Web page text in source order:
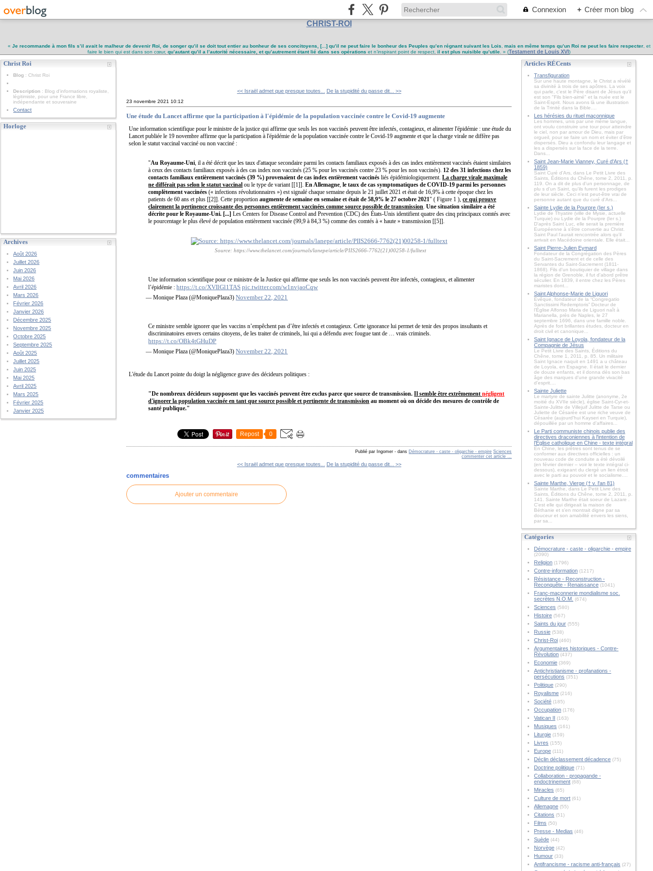
Connexion + Créer mon blog
CHRIST-ROI
« Je recommande à mon fils s’il avait le malheur de devenir Roi, de songer qu’il se doit tout entier au bonheur de ses concitoyens, [...] qu’il ne peut faire le bonheur des Peuples qu’en régnant suivant les Lois mais en même temps qu’un Roi ne peut les faire respecter, et
faire le bien qui est dans son cœur, qu’autant qu’il a l’autorité nécessaire, et qu’autrement étant lié dans ses opérations et n’inspirant point de respect, il est plus nuisible qu’utile . » (Testament de Louis XVI)
Christ Roi
Blog : Christ Roi
Description : Blog d'informations royaliste,
légitimiste, pour une France libre,
indépendante et souveraine
Contact
Horloge
Archives
Août 2026
Juillet 2026
Juin 2026
Mai 2026
Avril 2026
Mars 2026
Février 2026
Janvier 2026
Décembre 2025
Novembre 2025
Octobre 2025
Septembre 2025
Août 2025
Juillet 2025
Juin 2025
Mai 2025
Avril 2025
Mars 2025
Février 2025
Janvier 2025
<< Israël admet que presque toutes... De la stupidité du passe dit... >>
23 novembre 2021 10:12
Une étude du Lancet affirme que la participation à l'épidémie de la population vaccinée contre le Covid-19 augmente
Une information scientifique pour le ministre de la justice qui affirme que seuls les non vaccinés peuvent être infectés, contagieux, et alimenter l'épidémie : une étude du
Lancet publiée le 19 novembre affirme que la participation à l'épidémie de la population vaccinée contre le Covid-19 augmente et que la charge virale ne diffère pas
selon le statut vaccinal vacciné ou non vacciné :
"Au Royaume-Uni , il a été décrit que les taux d'attaque secondaire parmi les contacts familiaux exposés à des cas index entièrement vaccinés étaient similaires
à ceux des contacts familiaux exposés à des cas index non vaccinés (25 % pour les vaccinés contre 23 % pour les non vaccinés). 12 des 31 infections chez les
contacts familiaux entièrement vaccinés (39 %) provenaient de cas index entièrement vaccinés liés épidémiologiquement.La charge virale maximale
ne différait pas selon le statut vaccinal ou le type de variant [[1]].En Allemagne le taux de cas symptomatiques de COVID-19 parmi les personnes
complètement vaccinées (« infections révolutionnaires ») est signalé chaque semaine depuis le 21 juillet 2021 et était de 16,9% à cette époque chez les
patients de 60 ans et plus [[2]]. Cette proportionaugmente de semaine en semaine et était de 58,9% le 27 octobre 2021" ( Figure 1 ),ce qui prouve
clairement la pertinence croissante des personnes entièrement vaccinées comme source possible de transmission .Une situation similaire a été
décrite pour le Royaume-Uni. [...] Les Centers for Disease Control and Prevention (CDC) des États-Unis identifient quatre des cinq principaux comtés avec
le pourcentage le plus élevé de population entièrement vaccinée (99,9 à 84,3 %) comme des comtés à « haute » transmission [[5]].
Source: https://www.thelancet.com/journals/lanepe/article/PIIS2666-7762(21)00258-1/fulltext
Une information scientifique pour ce ministre de la Justice qui affirme que seuls les non vaccinés peuvent être infectés, contagieux, et alimenter
l’épidémie :https://t.co/XVIlGl1TAS pic.twitter.com/w1nvjaoCqw
— Monique Plaza (@MoniquePlaza3)November 22, 2021
Ce ministre semble ignorer que les vaccins n’empêchent pas d’être infectés et contagieux. Cette ignorance lui permet de tenir des propos insultants et
discriminatoires envers certains citoyens, de les traiter de criminels, lui qui a défendu avec fougue tant de … vrais criminels.
https://t.co/OBk4tGHuDP
— Monique Plaza (@MoniquePlaza3)November 22, 2021
L'étude du Lancet pointe du doigt la négligence grave des décideurs politiques :
"De nombreux décideurs supposent que les vaccinés peuvent être exclus parce que source de transmission.Il semble être extrêmementnégligent
d'ignorer la population vaccinée en tant que source possible et pertinente de transmission au moment où on décide des mesures de contrôle de
santé publique."
Repost 0
Publié par Ingomer - dans Démocrature - caste - oligarchie - empire Sciences
commenter cet article
<< Israël admet que presque toutes... De la stupidité du passe dit... >>
commentaires
Ajouter un commentaire
Articles RÉCents
Transfiguration
Sur une haute montagne, le Christ a révélé
sa divinité à trois de ses apôtres. La voix
qui parle, c'est le Père disant de Jésus qu'il
est son "Fils bien-aimé" et la nuée est le
Saint-Esprit. Nous avons là une illustration
de la Trinité dans la Bible....
Les hérésies du rituel maçonnique
Les hommes, unis par une même langue,
ont voulu construire une tour pour atteindre
le ciel, non par amour de Dieu, mais par
orgueil, pour se faire un nom et éviter d’être
dispersés. Dieu a confondu leur langage et
les a dispersés sur la face de la terre.
Dans...
Saint Jean-Marie Vianney, Curé d'Ars (†
1859)
Saint Curé d'Ars, dans Le Petit Livre des
Saints, Éditions du Chêne, tome 2, 2011, p.
119. On a dit de plus d'un personnage, de
plu s d'un Saint, qu'ils furent les prodiges
de leur siècle. Ceci n'est peut-être vrai de
personne autant que du curé d'Ars...
Sainte Lydie de la Pourpre (Ier s.)
Lydie de Thyatire (ville de Mysie, actuelle
Turquie) ou Lydie de la Pourpre (Ier s.)
D'après Saint Luc, elle serait la première
Européenne à s'être convertie au Christ.
Saint Paul l'aurait rencontrée alors qu'il
arrivait en Macédoine orientale. Elle était...
Saint Pierre-Julien Eymard
Fondateur de la Congrégation des Pères
du Saint-Sacrement et de celle des
Servantes du Saint-Sacrement (1811-
1868). Fils d'un boutiquier de village dans
la région de Grenoble, il fut d'abord prêtre
séculier. En 1839, il entre chez les Pères
maristes dont...
Saint Alphonse-Marie de Liguori
Évêque, fondateur de la “Congregatio
Sanctissimi Redemptoris” Docteur de
l'Église Alfonso Maria de Liguori naît à
Marianella, près de Naples, le 27
septembre 1696, dans une famille noble.
Après de fort brillantes études, docteur en
droit civil et canonique...
Saint Ignace de Loyola, fondateur de la
Compagnie de Jésus
Le Petit Livre des Saints, Éditions du
Chêne, tome 1, 2011, p. 85. Un militaire
Saint Ignace naquit en 1491 a u château
de Loyola, en Espagne. Il était le dernier
de douze enfants, et il donna dès son bas
âge des marques d'une grande vivacité
d'esprit....
Sainte Juliette
Le martyre de sainte Julitte (anonyme, 2e
moitié du XVIIe siècle), église Saint-Cyr-et-
Sainte-Julitte de Villejuif Julitte de Tarse ou
Juliette de Césarée est une riche veuve de
Césarée (aujourd'hui Kayseri en Turquie),
dépouillée par un homme d'affaires...
Le Parti communiste chinois publie des
directives draconiennes à l'intention de
l'Église catholique en Chine - texte intégral
En Chine, les prêtres sont tenus de se
conformer aux directives officielles : un
nouveau code de conduite a été dévoilé
(en février dernier – voir le texte intégral ci-
dessous), exigeant du clergé un lien étroit
avec le parti au pouvoir et le socialisme....
Sainte Marthe, Vierge († v. l'an 81)
Sainte Marthe, dans Le Petit Livre des
Saints, Éditions du Chêne, tome 2, 2011, p.
141. Sainte Marthe était soeur de Lazare .
C'est elle qui dirigeait la maison de
Béthanie et s'en montrait digne par sa
douceur et son amabilité envers les siens,
par sa...
Catégories
Démocrature - caste - oligarchie - empire
(2090)
Religion(1796)
Contre-information(1217)
Résistance - Reconstruction -
Reconquête - Renaissance(1041)
Franc-maçonnerie mondialisme soc.
secrètes N.O.M. (674)
Sciences (580)
Histoire(567)
Saints du jour(555)
Russie(538)
Christ-Roi(460)
Argumentaires historiques - Contre-
Révolution(437)
Economie(369)
Antichristianisme - profanations -
persécutions (351)
Politique(290)
Royalisme(216)
Société(185)
Occupation(176)
Vatican II (163)
Musiques (161)
Liturgie(159)
Livres (155)
Europe(111)
Déclin déclassement décadence(75)
Doctrine politique(71)
Collaboration - propagande -
endoctrinement(68)
Miracles (65)
Culture de mort(61)
Allemagne(55)
Citations (51)
Films (50)
Presse - Medias (46)
Suède(44)
Norvège(42)
Humour(33)
Antifrancisme - racisme anti-français (27)